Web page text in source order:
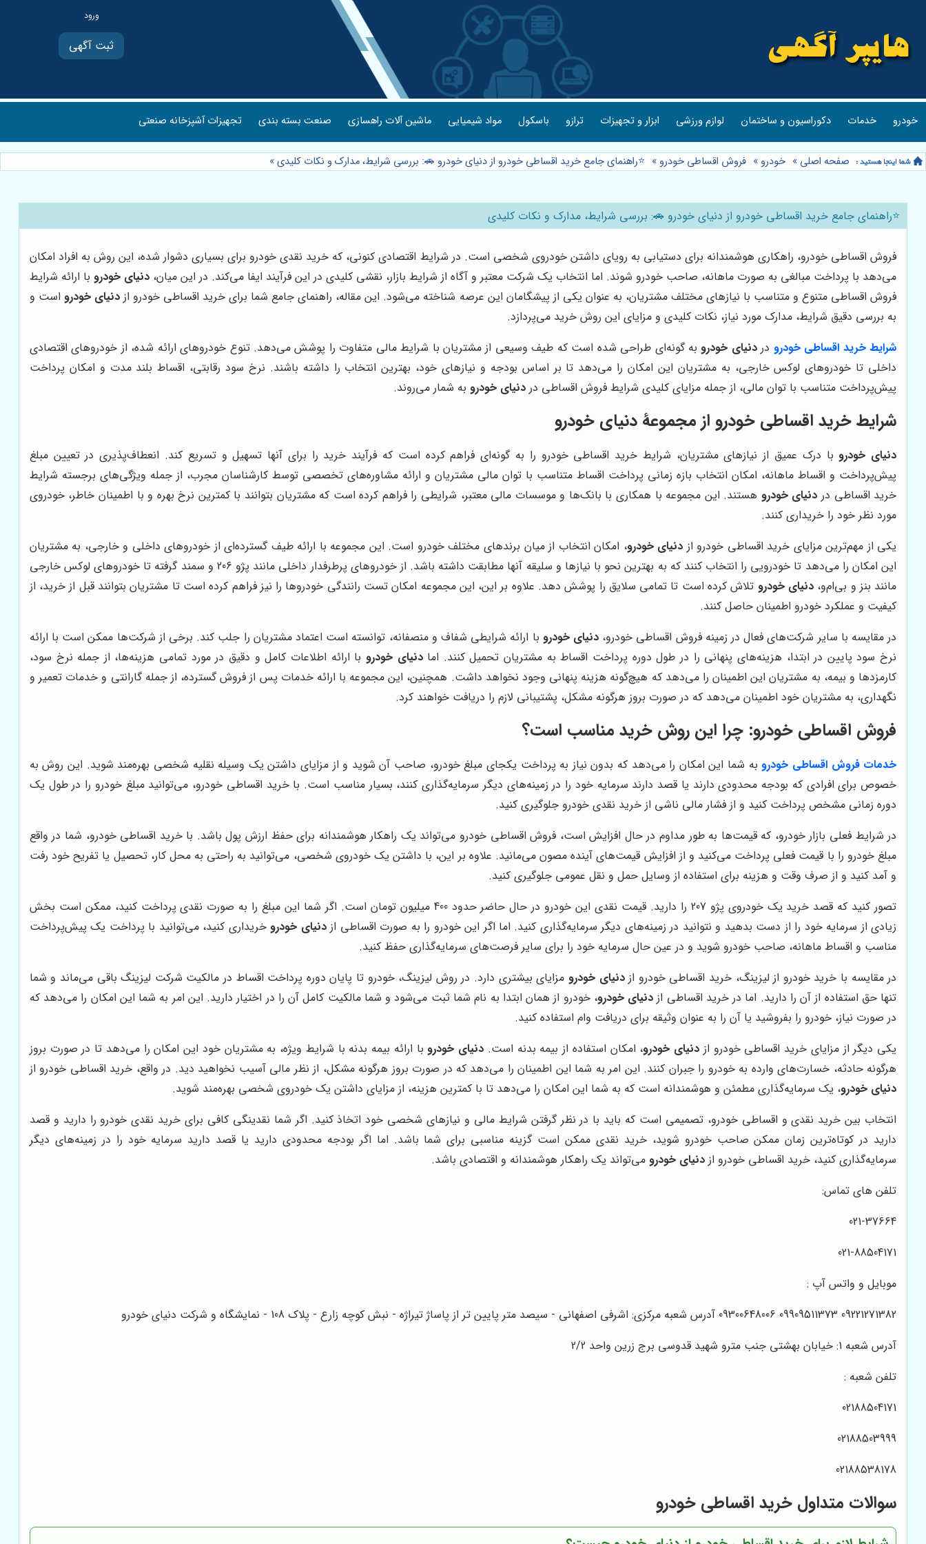
ثبت آگهی
خودرو خدمات دکوراسیون و ساختمان لوازم ورزشی ابزار و تجهیزات ترازو باسکول مواد شیمیایی ماشین آلات راهسازی صنعت بسته بندی تجهیزات آشپزخانه صنعتی
صفحه اصلی » خودرو » فروش اقساطی خودرو » ⭐️راهنمای جامع خرید اقساطی خودرو از دنیای خودرو 🚗: بررسی شرایط، مدارک و نکات کلیدی»
⭐️راهنمای جامع خرید اقساطی خودرو از دنیای خودرو 🚗: بررسی شرایط، مدارک و نکات کلیدی
فروش اقساطی خودرو، راهکاری هوشمندانه برای دستیابی به رویای داشتن خودروی شخصی است. در شرایط اقتصادی کنونی، که خرید نقدی خودرو برای بسیاری دشوار شده، این روش به افراد امکان
می‌دهد با پرداخت مبالغی به صورت ماهانه، صاحب خودرو شوند. اما انتخاب یک شرکت معتبر و آگاه از شرایط بازار، نقشی کلیدی در این فرآیند ایفا می‌کند. در این میان،دنیای خودرو با ارائه شرایط
فروش اقساطی متنوع و متناسب با نیازهای مختلف مشتریان، به عنوان یکی از پیشگامان این عرصه شناخته می‌شود. این مقاله، راهنمای جامع شما برای خرید اقساطی خودرو از دنیای خودرو است و
به بررسی دقیق شرایط، مدارک مورد نیاز، نکات کلیدی و مزایای این روش خرید می‌پردازد.
شرایط خرید اقساطی خودرو دردنیای خودروبه گونه‌ای طراحی شده است که طیف وسیعی از مشتریان با شرایط مالی متفاوت را پوشش می‌دهد. تنوع خودروهای ارائه شده، از خودروهای اقتصادی
داخلی تا خودروهای لوکس خارجی، به مشتریان این امکان را می‌دهد تا بر اساس بودجه و نیازهای خود، بهترین انتخاب را داشته باشند. نرخ سود رقابتی، اقساط بلند مدت و امکان پرداخت
پیش‌پرداخت متناسب با توان مالی، از جمله مزایای کلیدی شرایط فروش اقساطی در دنیای خودروبه شمار می‌روند.
شرایط خرید اقساطی خودرو از مجموعۀ دنیای خودرو
دنیای خودرو با درک عمیق از نیازهای مشتریان، شرایط خرید اقساطی خودرو را به گونه‌ای فراهم کرده است که فرآیند خرید را برای آنها تسهیل و تسریع کند. انعطاف‌پذیری در تعیین مبلغ
پیش‌پرداخت و اقساط ماهانه، امکان انتخاب بازه زمانی پرداخت اقساط متناسب با توان مالی مشتریان و ارائه مشاوره‌های تخصصی توسط کارشناسان مجرب، از جمله ویژگی‌های برجسته شرایط
خرید اقساطی در دنیای خودرو هستند. این مجموعه با همکاری با بانک‌ها و موسسات مالی معتبر، شرایطی را فراهم کرده است که مشتریان بتوانند با کمترین نرخ بهره و با اطمینان خاطر، خودروی
مورد نظر خود را خریداری کنند.
یکی از مهم‌ترین مزایای خرید اقساطی خودرو از دنیای خودرو، امکان انتخاب از میان برندهای مختلف خودرو است. این مجموعه با ارائه طیف گسترده‌ای از خودروهای داخلی و خارجی، به مشتریان
این امکان را می‌دهد تا خودرویی را انتخاب کنند که به بهترین نحو با نیازها و سلیقه آنها مطابقت داشته باشد. از خودروهای پرطرفدار داخلی مانند پژو 206 و سمند گرفته تا خودروهای لوکس خارجی
مانند بنز و بی‌ام‌و،دنیای خودرو تلاش کرده است تا تمامی سلایق را پوشش دهد. علاوه بر این، این مجموعه امکان تست رانندگی خودروها را نیز فراهم کرده است تا مشتریان بتوانند قبل از خرید، از
کیفیت و عملکرد خودرو اطمینان حاصل کنند.
در مقایسه با سایر شرکت‌های فعال در زمینه فروش اقساطی خودرو،دنیای خودرو با ارائه شرایطی شفاف و منصفانه، توانسته است اعتماد مشتریان را جلب کند. برخی از شرکت‌ها ممکن است با ارائه
نرخ سود پایین در ابتدا، هزینه‌های پنهانی را در طول دوره پرداخت اقساط به مشتریان تحمیل کنند. امادنیای خودرو با ارائه اطلاعات کامل و دقیق در مورد تمامی هزینه‌ها، از جمله نرخ سود،
کارمزدها و بیمه، به مشتریان این اطمینان را می‌دهد که هیچ‌گونه هزینه پنهانی وجود نخواهد داشت. همچنین، این مجموعه با ارائه خدمات پس از فروش گسترده، از جمله گارانتی و خدمات تعمیر و
نگهداری، به مشتریان خود اطمینان می‌دهد که در صورت بروز هرگونه مشکل، پشتیبانی لازم را دریافت خواهند کرد.
فروش اقساطی خودرو: چرا این روش خرید مناسب است؟
خدمات فروش اقساطی خودرو به شما این امکان را می‌دهد که بدون نیاز به پرداخت یکجای مبلغ خودرو، صاحب آن شوید و از مزایای داشتن یک وسیله نقلیه شخصی بهره‌مند شوید. این روش به
خصوص برای افرادی که بودجه محدودی دارند یا قصد دارند سرمایه خود را در زمینه‌های دیگر سرمایه‌گذاری کنند، بسیار مناسب است. با خرید اقساطی خودرو، می‌توانید مبلغ خودرو را در طول یک
دوره زمانی مشخص پرداخت کنید و از فشار مالی ناشی از خرید نقدی خودرو جلوگیری کنید.
در شرایط فعلی بازار خودرو، که قیمت‌ها به طور مداوم در حال افزایش است، فروش اقساطی خودرو می‌تواند یک راهکار هوشمندانه برای حفظ ارزش پول باشد. با خرید اقساطی خودرو، شما در واقع
مبلغ خودرو را با قیمت فعلی پرداخت می‌کنید و از افزایش قیمت‌های آینده مصون می‌مانید. علاوه بر این، با داشتن یک خودروی شخصی، می‌توانید به راحتی به محل کار، تحصیل یا تفریح خود رفت
و آمد کنید و از صرف وقت و هزینه برای استفاده از وسایل حمل و نقل عمومی جلوگیری کنید.
تصور کنید که قصد خرید یک خودروی پژو 207 را دارید. قیمت نقدی این خودرو در حال حاضر حدود 400 میلیون تومان است. اگر شما این مبلغ را به صورت نقدی پرداخت کنید، ممکن است بخش
زیادی از سرمایه خود را از دست بدهید و نتوانید در زمینه‌های دیگر سرمایه‌گذاری کنید. اما اگر این خودرو را به صورت اقساطی ازدنیای خودرو خریداری کنید، می‌توانید با پرداخت یک پیش‌پرداخت
مناسب و اقساط ماهانه، صاحب خودرو شوید و در عین حال سرمایه خود را برای سایر فرصت‌های سرمایه‌گذاری حفظ کنید.
در مقایسه با خرید خودرو از لیزینگ، خرید اقساطی خودرو ازدنیای خودرو مزایای بیشتری دارد. در روش لیزینگ، خودرو تا پایان دوره پرداخت اقساط در مالکیت شرکت لیزینگ باقی می‌ماند و شما
تنها حق استفاده از آن را دارید. اما در خرید اقساطی از دنیای خودرو، خودرو از همان ابتدا به نام شما ثبت می‌شود و شما مالکیت کامل آن را در اختیار دارید. این امر به شما این امکان را می‌دهد که
در صورت نیاز، خودرو را بفروشید یا آن را به عنوان وثیقه برای دریافت وام استفاده کنید.
یکی دیگر از مزایای خرید اقساطی خودرو از دنیای خودرو، امکان استفاده از بیمه بدنه است. دنیای خودرو با ارائه بیمه بدنه با شرایط ویژه، به مشتریان خود این امکان را می‌دهد تا در صورت بروز
هرگونه حادثه، خسارت‌های وارده به خودرو را جبران کنند. این امر به شما این اطمینان را می‌دهد که در صورت بروز هرگونه مشکل، از نظر مالی آسیب نخواهید دید. در واقع، خرید اقساطی خودرو از
دنیای خودرو، یک سرمایه‌گذاری مطمئن و هوشمندانه است که به شما این امکان را می‌دهد تا با کمترین هزینه، از مزایای داشتن یک خودروی شخصی بهره‌مند شوید.
انتخاب بین خرید نقدی و اقساطی خودرو، تصمیمی است که باید با در نظر گرفتن شرایط مالی و نیازهای شخصی خود اتخاذ کنید. اگر شما نقدینگی کافی برای خرید نقدی خودرو را دارید و قصد
دارید در کوتاه‌ترین زمان ممکن صاحب خودرو شوید، خرید نقدی ممکن است گزینه مناسبی برای شما باشد. اما اگر بودجه محدودی دارید یا قصد دارید سرمایه خود را در زمینه‌های دیگر
سرمایه‌گذاری کنید، خرید اقساطی خودرو از دنیای خودرو می‌تواند یک راهکار هوشمندانه و اقتصادی باشد.
تلفن های تماس:
021-37664
021-88504171
موبایل و واتس آپ :
09221271382 09909511373 09300648006 آدرس شعبه مرکزی: اشرفی اصفهانی - سیصد متر پایین تر از پاساژ تیراژه - نبش کوچه زارع - پلاک 108 - نمایشگاه و شرکت دنیای خودرو
آدرس شعبه 1: خیابان بهشتی جنب مترو شهید قدوسی برج زرین واحد 2/2
تلفن شعبه :
02188504171
02188503999
02188538178
سوالات متداول خرید اقساطی خودرو